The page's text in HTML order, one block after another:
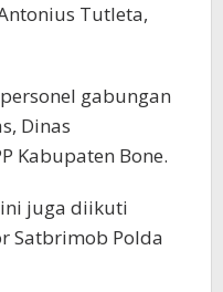
Tutleta,
gabungan
Dinas
Kabupaten Bone.
juga diikuti
Satbrimob Polda